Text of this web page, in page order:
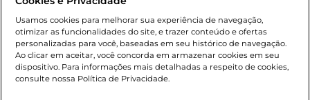
cliente. Os preços, ofertas e condições são exclusivos para
o e-commerce e válidos durante o dia de hoje, podendo
sofrer alterações sem prévia notificação. Proibida a venda
de bebidas alcoólicas para menores de 18 anos, conforme
Lei n.º 8069/90, art. 81, inciso II (Estatuto da Criança e do
Adolescente). Preços e condições exclusivos para o
Usamos cookies para melhorar sua experiência de navegação,
otimizar as funcionalidades do site, e trazer conteúdo e ofertas
personalizadas para você, baseadas em seu histórico de navegação.
Ao clicar em aceitar, você concorda em armazenar cookies em seu
dispositivo. Para informações mais detalhadas a respeito de cookies,
consulte nossa Política de Privacidade.